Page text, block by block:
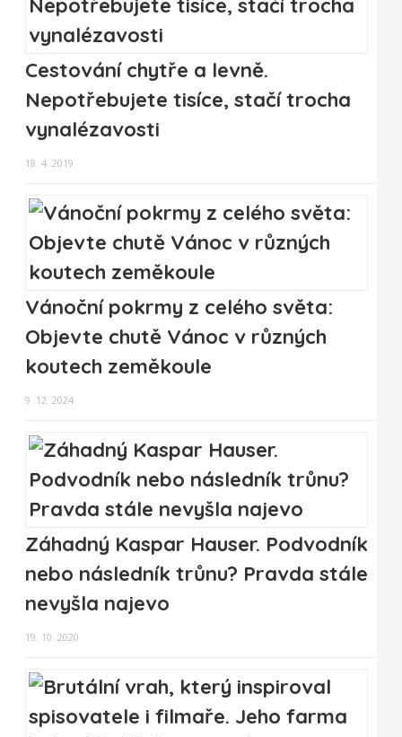
Cestování chytře a levně.
Nepotřebujete tisíce, stačí trocha
vynalézavosti
18. 4. 2019
Vánoční pokrmy z celého světa:
Objevte chutě Vánoc v různých
koutech zeměkoule
9. 12. 2024
Záhadný Kaspar Hauser. Podvodník
nebo následník trůnu? Pravda stále
nevyšla najevo
19. 10. 2020